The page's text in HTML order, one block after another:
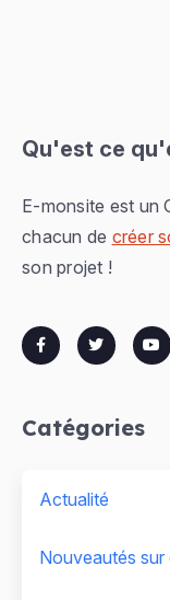
Qu'est ce
E-monsite est un
chacun de créer
son projet !
Catégories
Actualité
Nouveautés sur